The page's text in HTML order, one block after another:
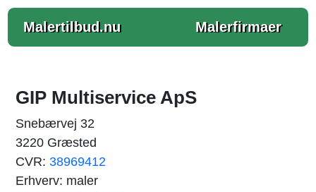
Malertilbud.nu Malerfirmaer
GIP Multiservice ApS
Snebærvej 32
3220 Græsted
CVR: 38969412
Erhverv: maler